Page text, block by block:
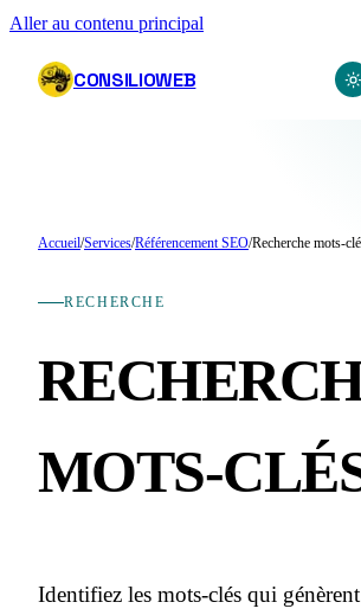
Aller au contenu principal
CONSILIOWEB
Accueil/Services/Référencement SEO/Recherche mots-
RECHERCHE
MOTS-
Identifiez les mots-clés qui